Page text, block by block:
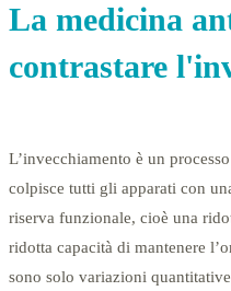
La medicina
contrastare
L’invecchiamento è un
colpisce tutti gli apparati con
riserva funzionale, cioè una
ridotta capacità di mantenere
sono solo variazioni